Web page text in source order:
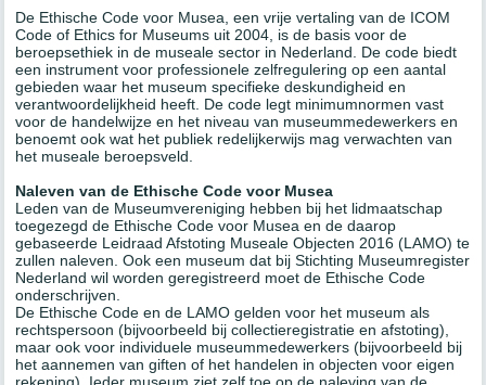
De Ethische Code voor Musea, een vrije vertaling van de ICOM
Code of Ethics for Museums uit 2004, is de basis voor de
beroepsethiek in de museale sector in Nederland. De code biedt
een instrument voor professionele zelfregulering op een aantal
gebieden waar het museum specifieke deskundigheid en
verantwoordelijkheid heeft. De code legt minimumnormen vast
voor de handelwijze en het niveau van museummedewerkers en
benoemt ook wat het publiek redelijkerwijs mag verwachten van
het museale beroepsveld.
Naleven van de Ethische Code voor Musea
Leden van de Museumvereniging hebben bij het lidmaatschap
toegezegd de Ethische Code voor Musea en de daarop
gebaseerde Leidraad Afstoting Museale Objecten 2016 (LAMO) te
zullen naleven. Ook een museum dat bij Stichting Museumregister
Nederland wil worden geregistreerd moet de Ethische Code
onderschrijven.
De Ethische Code en de LAMO gelden voor het museum als
rechtspersoon (bijvoorbeeld bij collectieregistratie en afstoting),
maar ook voor individuele museummedewerkers (bijvoorbeeld bij
het aannemen van giften of het handelen in objecten voor eigen